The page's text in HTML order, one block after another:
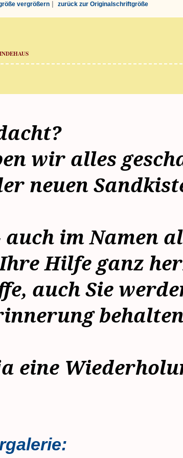
vergrößern| zurück zur Originalschriftgröße
wir alles
neuen
auch im Namen
Hilfe ganz
auch Sie
eine